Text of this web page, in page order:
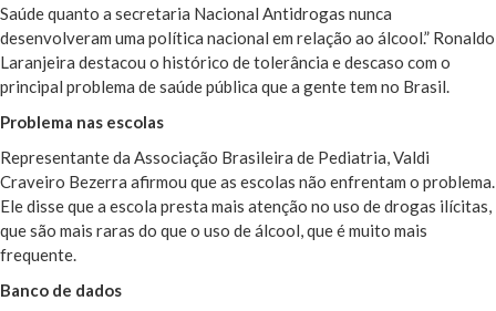
Saúde quanto a secretaria Nacional Antidrogas nunca
desenvolveram uma política nacional em relação ao álcool.” Ronaldo
Laranjeira destacou o histórico de tolerância e descaso com o
principal problema de saúde pública que a gente tem no Brasil.
Problema nas escolas
Representante da Associação Brasileira de Pediatria, Valdi
Craveiro Bezerra afirmou que as escolas não enfrentam o problema.
Ele disse que a escola presta mais atenção no uso de drogas ilícitas,
que são mais raras do que o uso de álcool, que é muito mais
frequente.
Banco de dados